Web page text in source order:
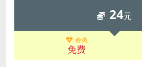
24元
会员
免费